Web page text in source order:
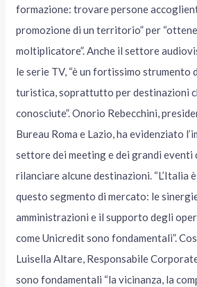
formazione: trovare persone
promozione di un territorio” per
moltiplicatore”. Anche il settore
le serie TV, “è un fortissimo strumento
turistica, soprattutto per destinazioni
conosciute”. Onorio Rebecchini,
Bureau Roma e Lazio, ha evidenziato
settore dei meeting e dei grandi eventi
rilanciare alcune destinazioni. “L’Italia
questo segmento di mercato: le
amministrazioni e il supporto degli
come Unicredit sono fondamentali”.
Luisella Altare, Responsabile
sono fondamentali “la vicinanza, la